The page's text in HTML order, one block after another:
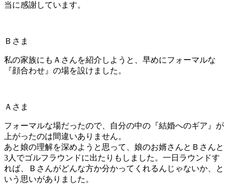
当に感謝しています。
Ｂさま
私の家族にもＡさんを紹介しようと、 早めにフォーマルな
『顔合わせ』 の場を設けました。
Ａさま
フォーマルな場だったので、自分の中の『結婚へのギア』が
上がったのは間違いありません。
あと娘の理解を深めようと思って、娘のお婿さんとＢさんと
3人でゴルフラウンドに出たりもしました。一日ラウンドす
れば、Ｂさんがどんな方か分かってくれるんじゃないか、と
いう思いがありました。